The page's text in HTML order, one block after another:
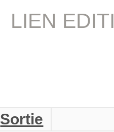
LIEN
Sortie